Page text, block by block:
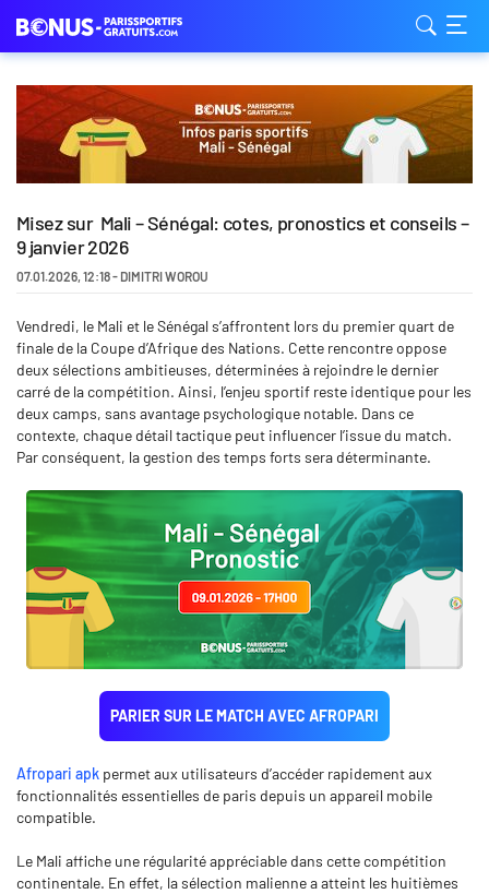
Misez sur Mali – Sénégal: cotes, pronostics et conseils –
9 janvier 2026
07.01.2026,12:18- DIMITRI WOROU
Vendredi, le Mali et le Sénégal s’affrontent lors du premier quart de
finale de la Coupe d’Afrique des Nations. Cette rencontre oppose
deux sélections ambitieuses, déterminées à rejoindre le dernier
carré de la compétition. Ainsi, l’enjeu sportif reste identique pour les
deux camps, sans avantage psychologique notable. Dans ce
contexte, chaque détail tactique peut influencer l’issue du match.
Par conséquent, la gestion des temps forts sera déterminante.
PARIER SUR LE MATCH AVEC AFROPARI
Afropari apk permet aux utilisateurs d’accéder rapidement aux
fonctionnalités essentielles de paris depuis un appareil mobile
compatible.
Le Mali affiche une régularité appréciable dans cette compétition
continentale. En effet, la sélection malienne a atteint les huitièmes